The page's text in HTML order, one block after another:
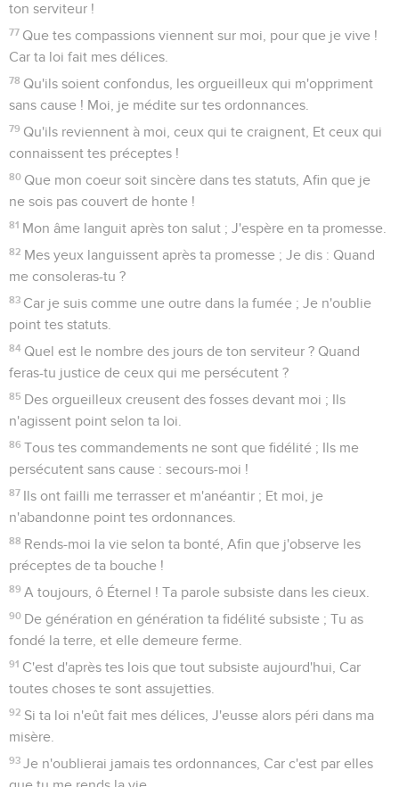
ton serviteur !
77 Que tes compassions viennent sur moi, pour que je vive !
Car ta loi fait mes délices.
78 Qu'ils soient confondus, les orgueilleux qui m'oppriment
sans cause ! Moi, je médite sur tes ordonnances.
79 Qu'ils reviennent à moi, ceux qui te craignent, Et ceux qui
connaissent tes préceptes !
80 Que mon coeur soit sincère dans tes statuts, Afin que je
ne sois pas couvert de honte !
81 Mon âme languit après ton salut ; J'espère en ta promesse.
82 Mes yeux languissent après ta promesse ; Je dis : Quand
me consoleras-tu ?
83 Car je suis comme une outre dans la fumée ; Je n'oublie
point tes statuts.
84 Quel est le nombre des jours de ton serviteur ? Quand
feras-tu justice de ceux qui me persécutent ?
85 Des orgueilleux creusent des fosses devant moi ; Ils
n'agissent point selon ta loi.
86 Tous tes commandements ne sont que fidélité ; Ils me
persécutent sans cause : secours-moi !
87 Ils ont failli me terrasser et m'anéantir ; Et moi, je
n'abandonne point tes ordonnances.
88 Rends-moi la vie selon ta bonté, Afin que j'observe les
préceptes de ta bouche !
89 A toujours, ô Éternel ! Ta parole subsiste dans les cieux.
90 De génération en génération ta fidélité subsiste ; Tu as
fondé la terre, et elle demeure ferme.
91 C'est d'après tes lois que tout subsiste aujourd'hui, Car
toutes choses te sont assujetties.
92 Si ta loi n'eût fait mes délices, J'eusse alors péri dans ma
misère.
93 Je n'oublierai jamais tes ordonnances, Car c'est par elles